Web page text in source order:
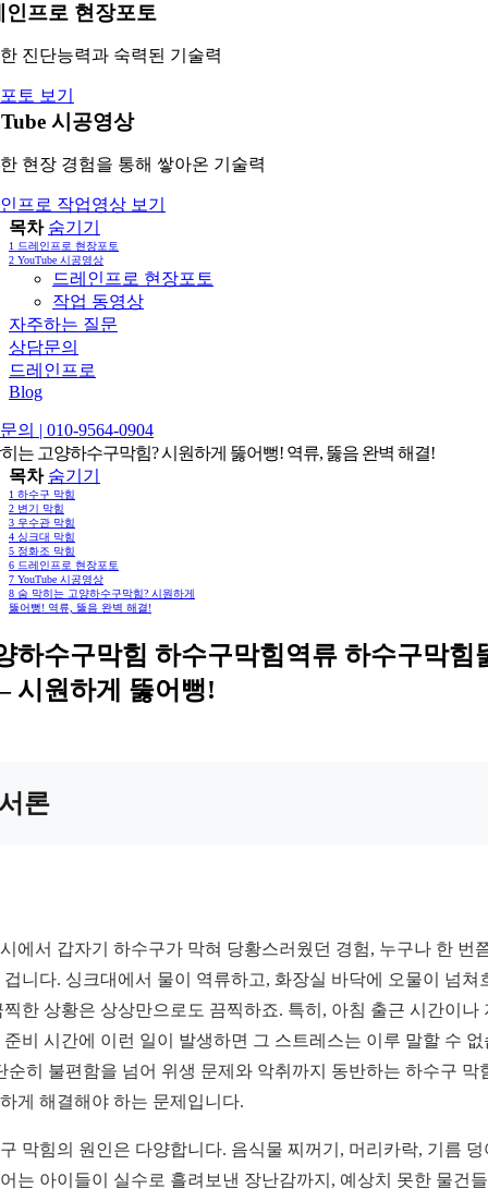
인프로 현장포토
진단능력과 숙력된 기술력
토 보기
시공영상
현장 경험을 통해 쌓아온 기술력
프로 작업영상 보기
목차 숨기기
1 드레인프로 현장포토
2 YouTube 시공영상
드레인프로 현장포토
작업 동영상
자주하는 질문
상담문의
드레인프로
Blog
의 | 010-9564-0904
는 고양하수구막힘? 시원하게 뚫어뻥! 역류, 뚫음 완벽 해결!
목차 숨기기
1 하수구 막힘
2 변기 막힘
3 우수관 막힘
4 싱크대 막힘
5 정화조 막힘
6 드레인프로 현장포토
7 YouTube 시공영상
8 숨 막히는 고양하수구막힘? 시원하게
뚫어뻥! 역류, 뚫음 완벽 해결!
하수구막힘 하수구막힘역류 하수구막힘
시원하게 뚫어뻥!
론
에서 갑자기 하수구가 막혀 당황스러웠던 경험, 누구나 한 번
겁니다. 싱크대에서 물이 역류하고, 화장실 바닥에 오물이 넘쳐
찍한 상황은 상상만으로도 끔찍하죠. 특히, 아침 출근 시간이나
준비 시간에 이런 일이 발생하면 그 스트레스는 이루 말할 수 없
순히 불편함을 넘어 위생 문제와 악취까지 동반하는 하수구 막
게 해결해야 하는 문제입니다.
막힘의 원인은 다양합니다. 음식물 찌꺼기, 머리카락, 기름 덩
는 아이들이 실수로 흘려보낸 장난감까지, 예상치 못한 물건